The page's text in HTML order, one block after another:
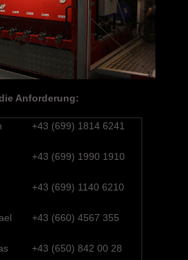
Anforderung:
+43 (699) 1814 6241
+43 (699) 1990 1910
+43 (699) 1140 6210
+43 (660) 4567 355
+43 (650) 842 00 28